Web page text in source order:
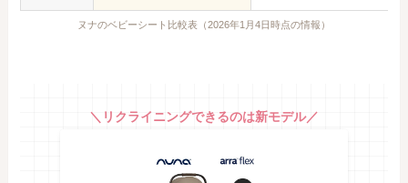
ヌナのベビーシート比較表（2026年1月4日時点の情報）
＼リクライニングできるのは新モデル／